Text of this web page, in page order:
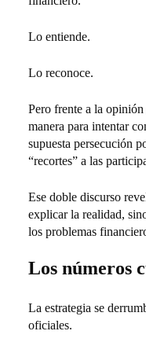
Lo entiende.
Lo reconoce.
Pero frente a la
manera para intentar
supuesta persecución
“recortes” a las
Ese doble discurso
explicar la realidad,
los problemas
Los números
La estrategia se
oficiales.